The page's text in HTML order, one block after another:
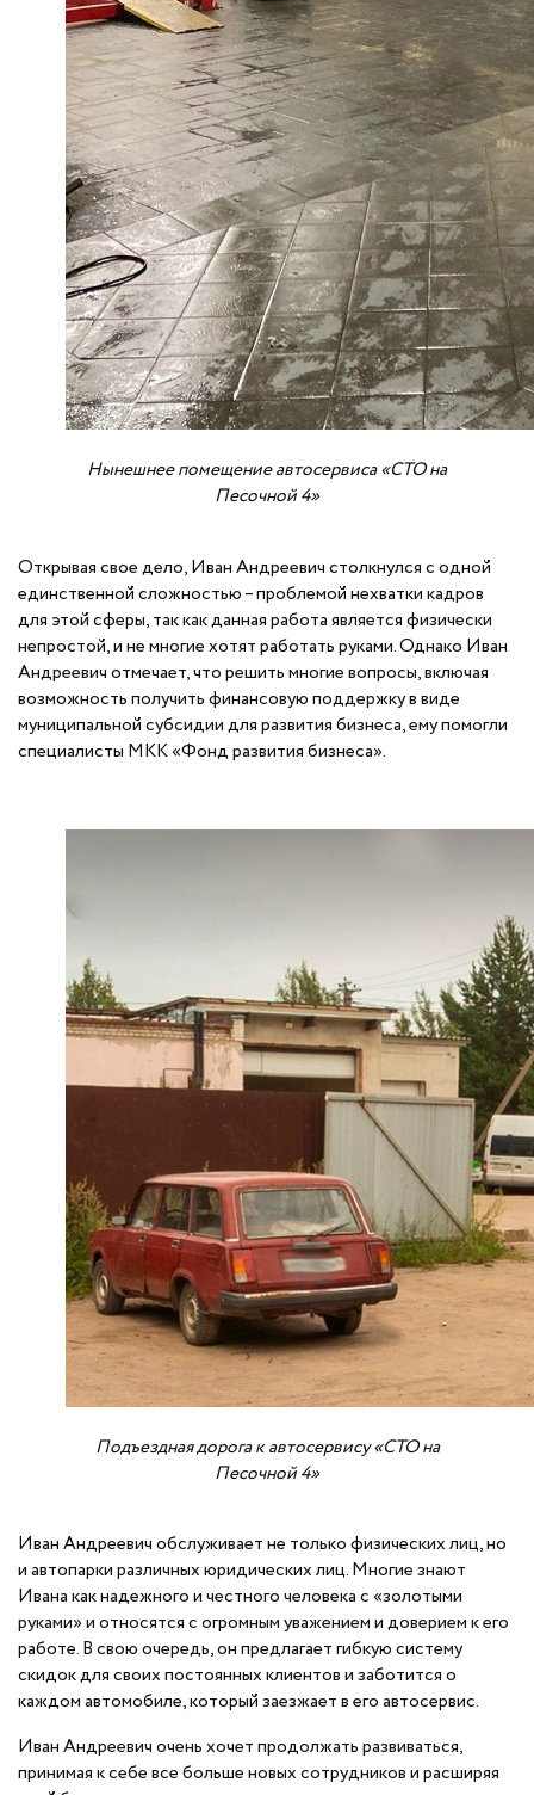
Нынешнее помещение автосервиса «СТО на
Песочной 4»
Открывая свое дело, Иван Андреевич столкнулся с одной
единственной сложностью – проблемой нехватки кадров
для этой сферы, так как данная работа является физически
непростой, и не многие хотят работать руками. Однако Иван
Андреевич отмечает, что решить многие вопросы, включая
возможность получить финансовую поддержку в виде
муниципальной субсидии для развития бизнеса, ему помогли
специалисты МКК «Фонд развития бизнеса».
Подъездная дорога к автосервису «СТО на
Песочной 4»
Иван Андреевич обслуживает не только физических лиц, но
и автопарки различных юридических лиц. Многие знают
Ивана как надежного и честного человека с «золотыми
руками» и относятся с огромным уважением и доверием к его
работе. В свою очередь, он предлагает гибкую систему
скидок для своих постоянных клиентов и заботится о
каждом автомобиле, который заезжает в его автосервис.
Иван Андреевич очень хочет продолжать развиваться,
принимая к себе все больше новых сотрудников и расширяя